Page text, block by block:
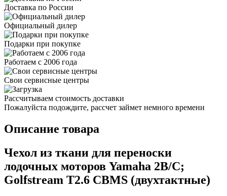
Доставка по России
Официальный дилер
Подарки при покупке
Работаем с 2006 года
Свои сервисные центры
Рассчитываем стоимость доставки
Пожалуйста подождите, рассчет займет немного времени
Описание товара
Чехол из ткани для переноски
лодочных моторов Yamaha 2B/C;
Golfstream T2.6 CBMS (двухтактные)